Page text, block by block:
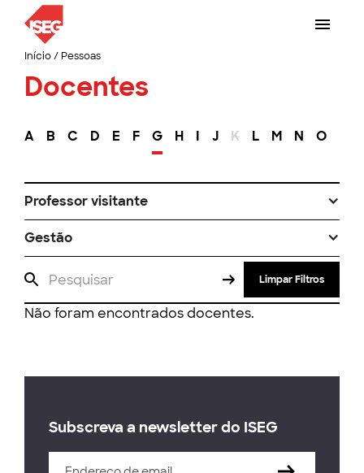
Início/ Pessoas
Docentes
A B C D E F G H I J K L M N O
Professor visitante
Gestão
Limpar Filtros
Não foram encontrados docentes.
Subscreva a newsletter do ISEG